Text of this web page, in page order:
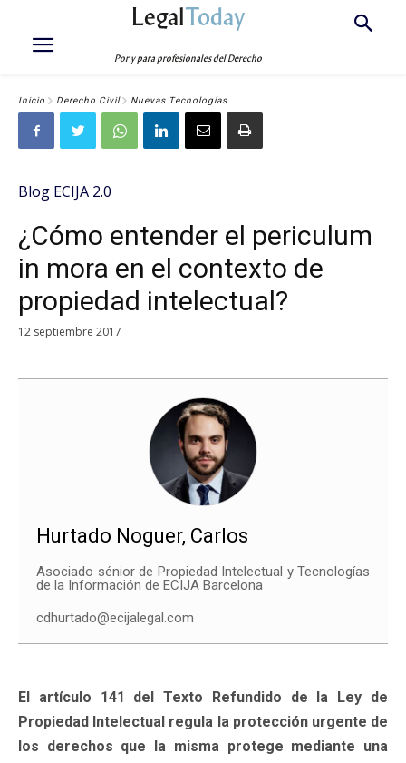
LegalToday
Por y para profesionales del Derecho
Inicio Derecho Civil Nuevas Tecnologías
Blog ECIJA 2.0
¿Cómo entender el periculum
in mora en el contexto de
propiedad intelectual?
12 septiembre 2017
Hurtado Noguer, Carlos
Asociado sénior de Propiedad Intelectual y Tecnologías
de la Información de ECIJA Barcelona
cdhurtado@ecijalegal.com
El artículo 141 del Texto Refundido de la Ley de
Propiedad Intelectual regula la protección urgente de
los derechos que la misma protege mediante una